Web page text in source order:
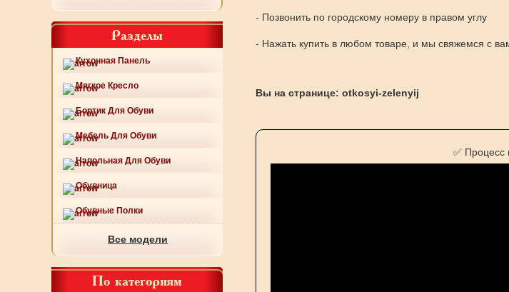
Разделы
Кухонная Панель
Мягкое Кресло
Бортик Для Обуви
Мебель Для Обуви
Напольная Для Обуви
Обувница
Обувные Полки
Все модели
По категориям
- Позвонить по городскому номеру в правом углу
- Нажать купить в любом товаре, и мы свяжемся с
Вы на странице: otkosyi-zelenyij
✅ Процесс